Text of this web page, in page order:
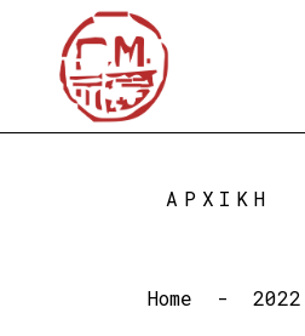
ΑΡΧΙΚΗ
Home - 2022